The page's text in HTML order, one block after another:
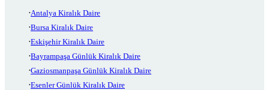
Antalya Kiralık Daire
Bursa Kiralık Daire
Eskişehir Kiralık Daire
Bayrampaşa Günlük Kiralık Daire
Gaziosmanpaşa Günlük Kiralık Daire
Esenler Günlük Kiralık Daire